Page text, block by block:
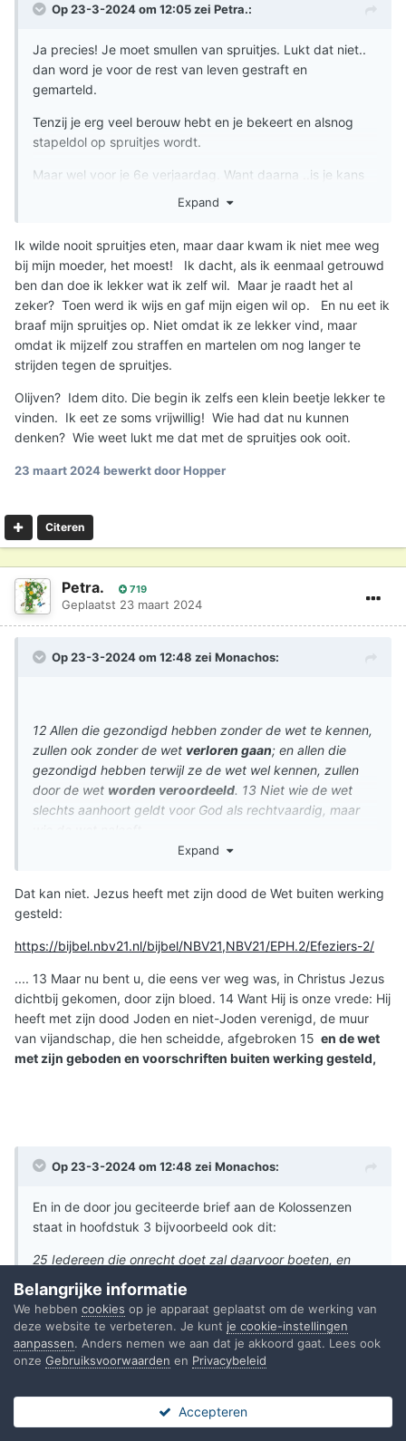
Op 23-3-2024 om 12:05 zei Petra.:
Ja precies! Je moet smullen van spruitjes. Lukt dat niet..
dan word je voor de rest van leven gestraft en
gemarteld.
Tenzij je erg veel berouw hebt en je bekeert en alsnog
stapeldol op spruitjes wordt.
Maar wel voor je 6e verjaardag. Want daarna ..is je kans
Eigen schuld, dikke bult.
Expand
Ik wilde nooit spruitjes eten, maar daar kwam ik niet mee weg
bij mijn moeder, het moest! Ik dacht, als ik eenmaal getrouwd
ben dan doe ik lekker wat ik zelf wil. Maar je raadt het al
zeker? Toen werd ik wijs en gaf mijn eigen wil op. En nu eet ik
braaf mijn spruitjes op. Niet omdat ik ze lekker vind, maar
omdat ik mijzelf zou straffen en martelen om nog langer te
strijden tegen de spruitjes.
Olijven? Idem dito. Die begin ik zelfs een klein beetje lekker te
vinden. Ik eet ze soms vrijwillig! Wie had dat nu kunnen
denken? Wie weet lukt me dat met de spruitjes ook ooit.
23 maart 2024bewerkt door Hopper
Citeren
Petra. 719
Geplaatst 23 maart 2024
Op 23-3-2024 om 12:48 zei Monachos:
12 Allen die gezondigd hebben zonder de wet te kennen,
zullen ook zonder de wet verloren gaan; en allen die
gezondigd hebben terwijl ze de wet wel kennen, zullen
door de wet worden veroordeeld. 13 Niet wie de wet
slechts aanhoort geldt voor God als rechtvaardig, maar
Expand
Dat kan niet. Jezus heeft met zijn dood de Wet buiten werking
gesteld:
https://bijbel.nbv21.nl/bijbel/NBV21,NBV21/EPH.2/Efeziers-2/
.... 13 Maar nu bent u, die eens ver weg was, in Christus Jezus
dichtbij gekomen, door zijn bloed. 14 Want Hij is onze vrede: Hij
heeft met zijn dood Joden en niet-Joden verenigd, de muur
van vijandschap, die hen scheidde, afgebroken 15 en de wet
met zijn geboden en voorschriften buiten werking gesteld,
Op 23-3-2024 om 12:48 zei Monachos:
En in de door jou geciteerde brief aan de Kolossenzen
staat in hoofdstuk 3 bijvoorbeeld ook dit:
25 Iedereen die onrecht doet zal daarvoor boeten, en
daarbij wordt geen onderscheid gemaakt.
Er staat ook dat dankzij Jezus' offer al je zonden zijn
kwijtgescholden.
doen.
Belangrijke informatie
We hebben cookies op je apparaat geplaatst om de werking van
deze website te verbeteren. Je kunt je cookie-instellingen
aanpassen. Anders nemen we aan dat je akkoord gaat. Lees ook
onze Gebruiksvoorwaarden en Privacybeleid
Accepteren